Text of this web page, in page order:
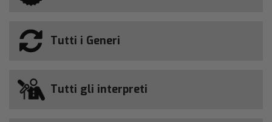
Tutti i Generi
Tutti gli interpreti